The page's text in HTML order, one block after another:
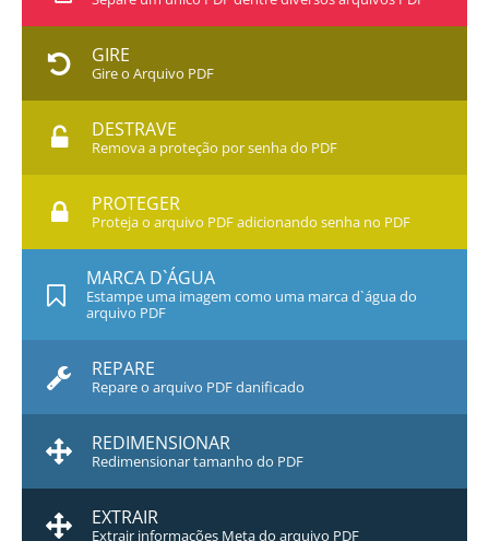
GIRE
Gire o Arquivo PDF
DESTRAVE
Remova a proteção por senha do PDF
PROTEGER
Proteja o arquivo PDF adicionando senha no PDF
MARCA D`ÁGUA
Estampe uma imagem como uma marca d`água do
arquivo PDF
REPARE
Repare o arquivo PDF danificado
REDIMENSIONAR
Redimensionar tamanho do PDF
EXTRAIR
Extrair informações Meta do arquivo PDF